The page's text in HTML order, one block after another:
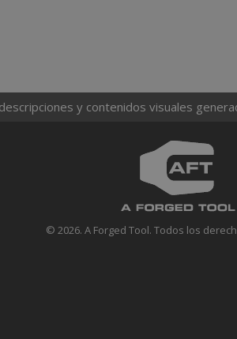
y contenidos visuales
© 2026. A Forged Tool. Todos los